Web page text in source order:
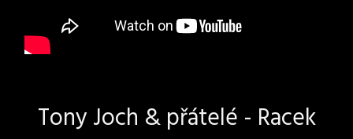
Tony Joch & přátelé - Racek